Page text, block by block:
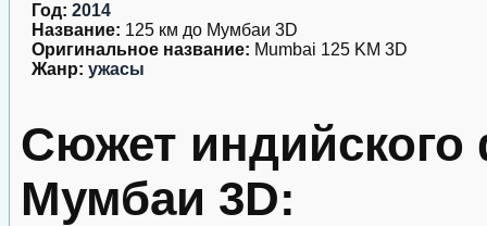
Год: 2014
Название: 125 км до Мумбаи 3D
Оригинальное название: Mumbai 125 KM 3D
Жанр: ужасы
Сюжет
Мумбаи 3D: